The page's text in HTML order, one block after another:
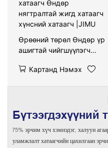
Өрөөний төрөл Өндөр үр
ашигтай чийгшүүлэгч
нягтралтай жигд хатаагч
Картанд Нэмэх
Бүтээгдэхүүний
75% эрчим хүч хэмнэдэг, халуун
уламжлалт хатаагчийн цахилгаан